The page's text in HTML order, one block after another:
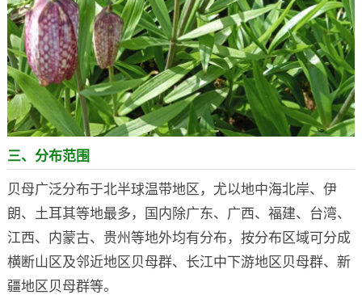
三、分布范围
贝母广泛分布于北半球温带地区，尤以地中海北岸、伊
朗、土耳其等地最多，国内除广东、广西、福建、台湾、
江西、内蒙古、贵州等地外均有分布，按分布区域可分成
横断山区及邻近地区贝母群、长江中下游地区贝母群、新
疆地区贝母群等。